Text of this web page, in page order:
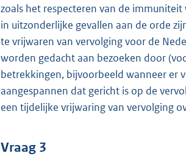
zoals het respecteren van de
in uitzonderlijke gevallen aan de orde
te vrijwaren van vervolging voor de
worden gedacht aan bezoeken door
betrekkingen, bijvoorbeeld wanneer er
aangespannen dat gericht is op de
een tijdelijke vrijwaring van vervolging
Vraag 3